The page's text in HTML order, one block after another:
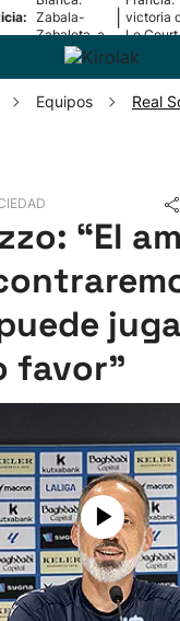
Zabala-
Zabaleta, a
la final
victoria
Le
Pienaar
Equipos Real
“El
favor"